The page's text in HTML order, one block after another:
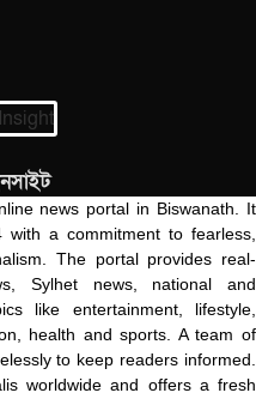
news portal in Biswanath. It
a commitment to fearless,
The portal provides real-
Sylhet news, national and
like entertainment, lifestyle,
health and sports. A team of
to keep readers informed.
worldwide and offers a fresh